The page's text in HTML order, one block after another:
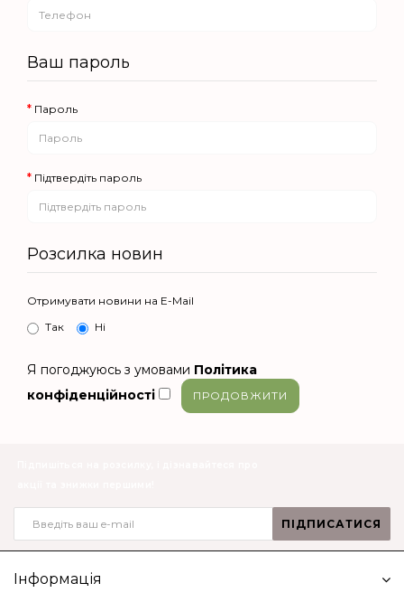
Ваш пароль
Пароль
Підтвердіть пароль
Розсилка новин
Отримувати новини на E-Mail
Так
Ні
Я погоджуюсь з умовами Політика
конфіденційності
ПІДПИСАТИСЯ
Інформація